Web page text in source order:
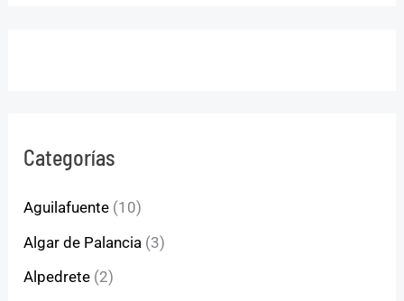
Categorías
Aguilafuente (10)
Algar de Palancia (3)
Alpedrete (2)